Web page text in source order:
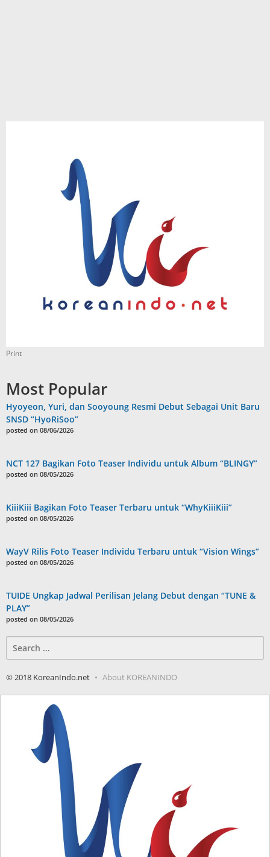
Print
Most Popular
Hyoyeon, Yuri, dan Sooyoung Resmi Debut Sebagai Unit Baru
SNSD “HyoRiSoo”
posted on 08/06/2026
NCT 127 Bagikan Foto Teaser Individu untuk Album “BLINGY”
posted on 08/05/2026
KiiiKiii Bagikan Foto Teaser Terbaru untuk “WhyKiiiKiii”
posted on 08/05/2026
WayV Rilis Foto Teaser Individu Terbaru untuk “Vision Wings”
posted on 08/05/2026
TUIDE Ungkap Jadwal Perilisan Jelang Debut dengan “TUNE &
PLAY”
posted on 08/05/2026
for:
© 2018 KoreanIndo.net About KOREANINDO